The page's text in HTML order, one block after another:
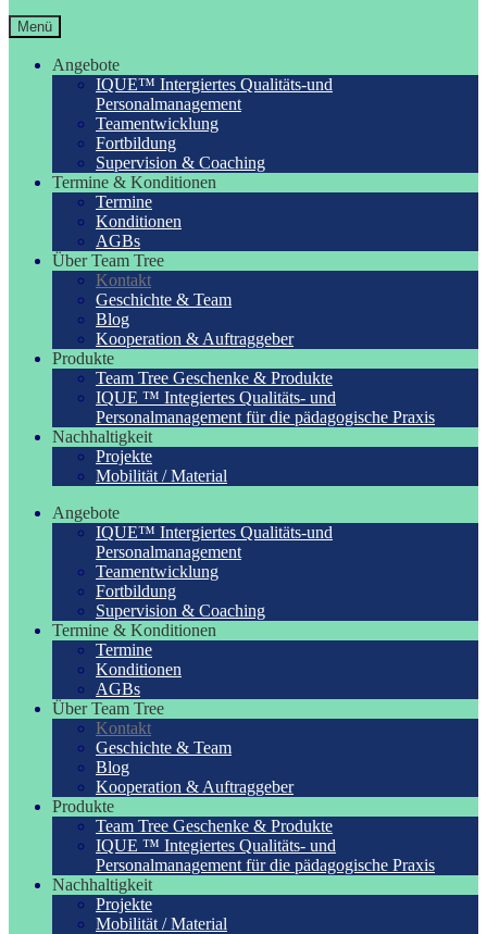
Menü
Angebote
IQUE™ Intergiertes Qualitäts-und
Personalmanagement
Teamentwicklung
Fortbildung
Supervision & Coaching
Termine & Konditionen
Termine
Konditionen
AGBs
Über Team Tree
Kontakt
Geschichte & Team
Blog
Kooperation & Auftraggeber
Produkte
Team Tree Geschenke & Produkte
IQUE ™ Integiertes Qualitäts- und
Personalmanagement für die pädagogische Praxis
Nachhaltigkeit
Projekte
Mobilität / Material
Angebote
IQUE™ Intergiertes Qualitäts-und
Personalmanagement
Teamentwicklung
Fortbildung
Supervision & Coaching
Termine & Konditionen
Termine
Konditionen
AGBs
Über Team Tree
Kontakt
Geschichte & Team
Blog
Kooperation & Auftraggeber
Produkte
Team Tree Geschenke & Produkte
IQUE ™ Integiertes Qualitäts- und
Personalmanagement für die pädagogische Praxis
Nachhaltigkeit
Projekte
Mobilität / Material